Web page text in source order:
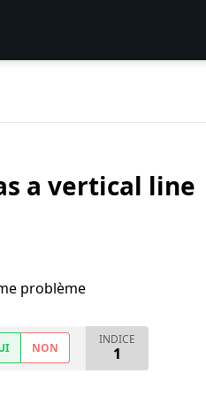
a vertical line
problème
NON
INDICE
1